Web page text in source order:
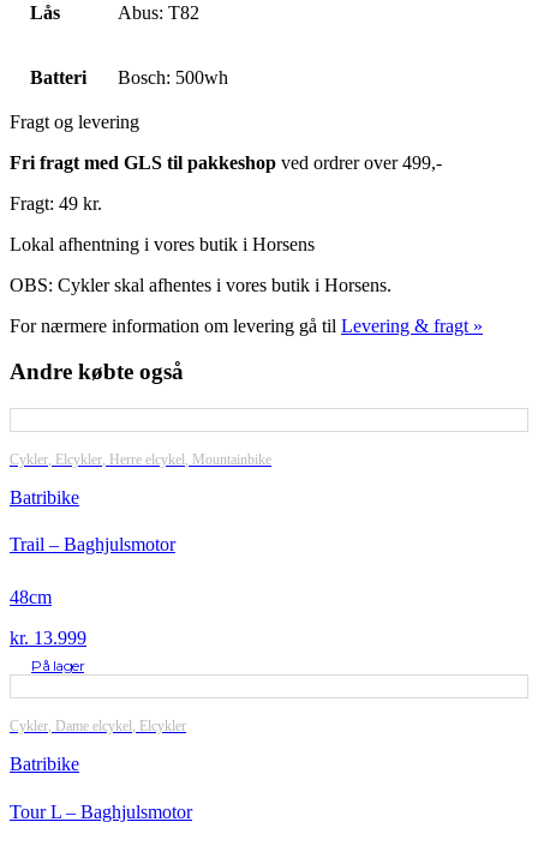
Lås Abus: T82
Batteri Bosch: 500wh
Fragt og levering
Fri fragt med GLS til pakkeshop ved ordrer over 499,-
Fragt: 49 kr.
Lokal afhentning i vores butik i Horsens
OBS: Cykler skal afhentes i vores butik i Horsens.
For nærmere information om levering gå til Levering & fragt »
Andre købte også
Cykler, Elcykler, Herre elcykel, Mountainbike
Batribike
Trail – Baghjulsmotor
48cm
kr. 13.999
På lager
Cykler, Dame elcykel, Elcykler
Batribike
Tour L – Baghjulsmotor